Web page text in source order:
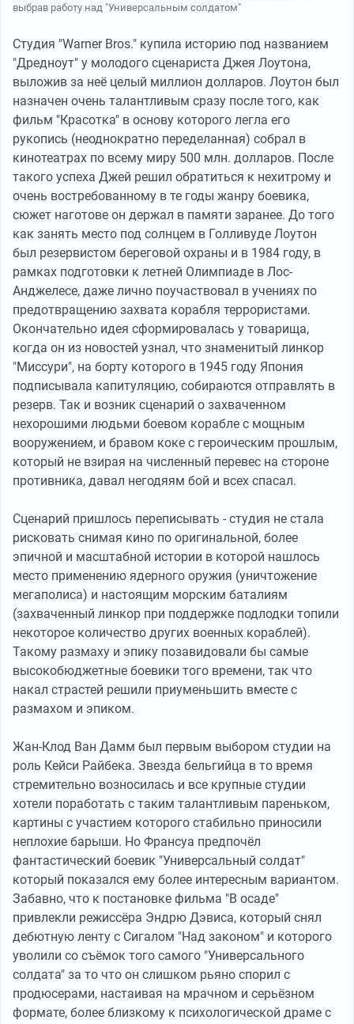
выбрав работу над "Универсальным солдатом"
Студия "Warner Bros." купила историю под названием
"Дредноут" у молодого сценариста Джея Лоутона,
выложив за неё целый миллион долларов. Лоутон был
назначен очень талантливым сразу после того, как
фильм "Красотка" в основу которого легла его
рукопись (неоднократно переделанная) собрал в
кинотеатрах по всему миру 500 млн. долларов. После
такого успеха Джей решил обратиться к нехитрому и
очень востребованному в те годы жанру боевика,
сюжет наготове он держал в памяти заранее. До того
как занять место под солнцем в Голливуде Лоутон
был резервистом береговой охраны и в 1984 году, в
рамках подготовки к летней Олимпиаде в Лос-
Анджелесе, даже лично поучаствовал в учениях по
предотвращению захвата корабля террористами.
Окончательно идея сформировалась у товарища,
когда он из новостей узнал, что знаменитый линкор
"Миссури", на борту которого в 1945 году Япония
подписывала капитуляцию, собираются отправлять в
резерв. Так и возник сценарий о захваченном
нехорошими людьми боевом корабле с мощным
вооружением, и бравом коке с героическим прошлым,
который не взирая на численный перевес на стороне
противника, давал негодяям бой и всех спасал.
Сценарий пришлось переписывать - студия не стала
рисковать снимая кино по оригинальной, более
эпичной и масштабной истории в которой нашлось
место применению ядерного оружия (уничтожение
мегаполиса) и настоящим морским баталиям
(захваченный линкор при поддержке подлодки топили
некоторое количество других военных кораблей).
Такому размаху и эпику позавидовали бы самые
высокобюджетные боевики того времени, так что
накал страстей решили приуменьшить вместе с
размахом и эпиком.
Жан-Клод Ван Дамм был первым выбором студии на
роль Кейси Райбека. Звезда бельгийца в то время
стремительно возносилась и все крупные студии
хотели поработать с таким талантливым пареньком,
картины с участием которого стабильно приносили
неплохие барыши. Но Франсуа предпочёл
фантастический боевик "Универсальный солдат"
который показался ему более интересным вариантом.
Забавно, что к постановке фильма "В осаде"
привлекли режиссёра Эндрю Дэвиса, который снял
дебютную ленту с Сигалом "Над законом" и которого
уволили со съёмок того самого "Универсального
солдата" за то что он слишком рьяно спорил с
продюсерами, настаивая на мрачном и серьёзном
формате, более близкому к психологической драме с